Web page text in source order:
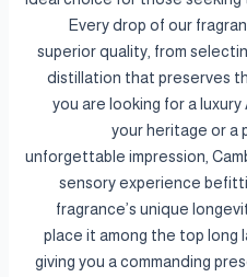
Every drop of our
superior quality, from
distillation that preserves
you are looking for a
your heritage or a
unforgettable impression,
sensory experience
fragrance’s unique
place it among the top long
giving you a commanding